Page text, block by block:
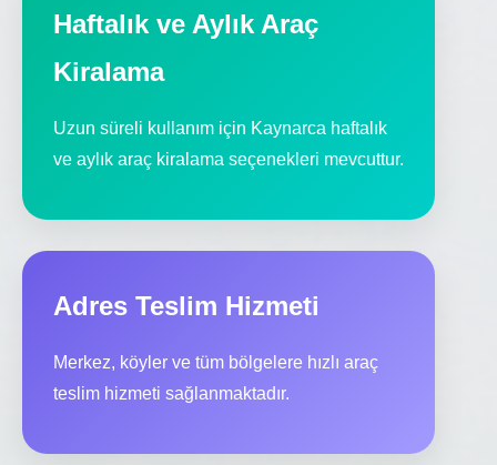
Haftalık ve Aylık Araç
Kiralama
Uzun süreli kullanım için Kaynarca haftalık
ve aylık araç kiralama seçenekleri mevcuttur.
Adres Teslim Hizmeti
Merkez, köyler ve tüm bölgelere hızlı araç
teslim hizmeti sağlanmaktadır.